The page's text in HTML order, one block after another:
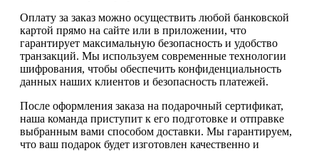
Оплату за заказ можно осуществить любой банковской
картой прямо на сайте или в приложении, что
гарантирует максимальную безопасность и удобство
транзакций. Мы используем современные технологии
шифрования, чтобы обеспечить конфиденциальность
данных наших клиентов и безопасность платежей.
После оформления заказа на подарочный сертификат,
наша команда приступит к его подготовке и отправке
выбранным вами способом доставки. Мы гарантируем,
что ваш подарок будет изготовлен качественно и